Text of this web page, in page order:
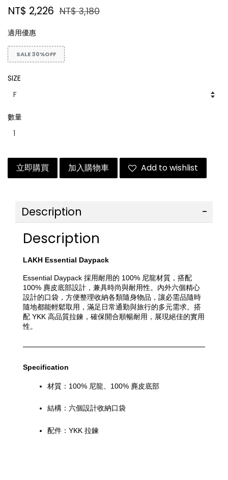
NT$ 2,226 NT$ 3,180
適用優惠
SALE 30%OFF
SIZE
數量
立即購買 加入購物車 Add to wishlist
Description
Description
LAKH Essential Daypack
Essential Daypack 採用耐用的 100% 尼龍材質，搭配
100% 麂皮底部設計，兼具時尚與耐用性。內外六個精心
設計的口袋，方便整理收納各類隨身物品，讓必需品隨時
隨地都能輕鬆取用，滿足日常通勤與旅行的多元需求。搭
配 YKK 高品質拉鍊，確保開合順暢耐用，展現絕佳的實用
性。
Specification
材質：100% 尼龍、100% 麂皮底部
結構：六個設計收納口袋
配件：YKK 拉鍊